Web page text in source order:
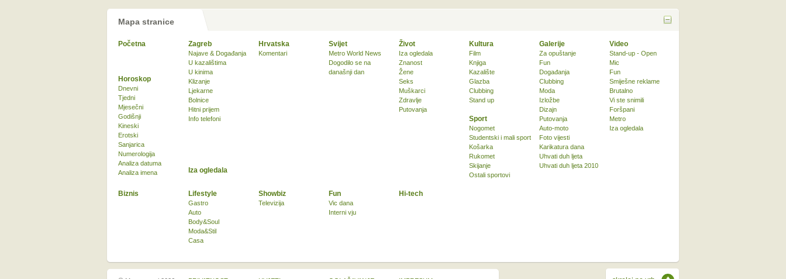
Mapa stranice
Početna Zagreb
Najave & Događanja
U kazalištima
U kinima
Klizanje
Ljekarne
Bolnice
Hitni prijem
Info telefoni
Hrvatska
Komentari
Svijet
Metro World News
Dogodilo se na
današnji dan
Život
Iza ogledala
Znanost
Žene
Seks
Muškarci
Zdravlje
Putovanja
Kultura
Film
Knjiga
Kazalište
Glazba
Clubbing
Stand up
Sport
Nogomet
Studentski i mali sport
Košarka
Rukomet
Skijanje
Ostali sportovi
Biznis Lifestyle
Gastro
Auto
Body&Soul
Moda&Stil
Casa
Showbiz
Televizija
Fun
Vic dana
Interni vju
Horoskop
Dnevni
Tjedni
Mjesečni
Godišnji
Kineski
Erotski
Sanjarica
Numerologija
Analiza datuma
Analiza imena
Iza ogledala
Hi-tech
Galerije
Za opuštanje
Fun
Događanja
Clubbing
Moda
Izložbe
Dizajn
Putovanja
Auto-moto
Foto vijesti
Karikatura dana
Uhvati duh ljeta
Uhvati duh ljeta 2010
Video
Stand-up - Open
Mic
Fun
Smiješne reklame
Brutalno
Vi ste snimili
Foršpani
Metro
Iza ogledala